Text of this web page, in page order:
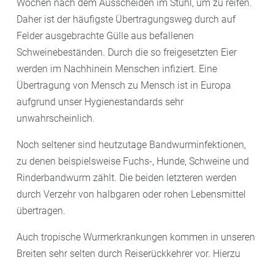
Wochen nach dem Ausscheiden im Stuhl, um zu reifen.
Daher ist der häufigste Übertragungsweg durch auf
Felder ausgebrachte Gülle aus befallenen
Schweinebeständen. Durch die so freigesetzten Eier
werden im Nachhinein Menschen infiziert. Eine
Übertragung von Mensch zu Mensch ist in Europa
aufgrund unser Hygienestandards sehr
unwahrscheinlich.
Noch seltener sind heutzutage Bandwurminfektionen,
zu denen beispielsweise Fuchs-, Hunde, Schweine und
Rinderbandwurm zählt. Die beiden letzteren werden
durch Verzehr von halbgaren oder rohen Lebensmittel
übertragen.
Auch tropische Wurmerkrankungen kommen in unseren
Breiten sehr selten durch Reiserückkehrer vor. Hierzu